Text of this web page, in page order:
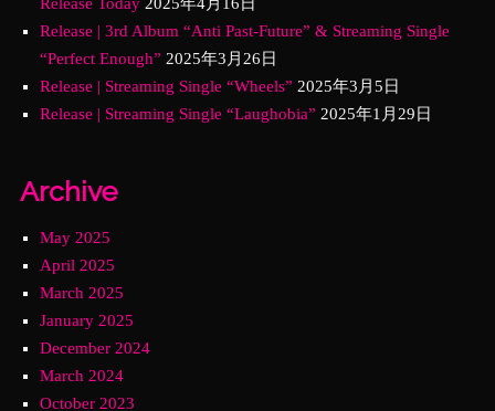
Release | 3rd Album “Anti Past-Future” & Streaming Single
“Perfect Enough” 2025年3月26日
Release | Streaming Single “Wheels” 2025年3月5日
Release | Streaming Single “Laughobia” 2025年1月29日
Archive
May 2025
April 2025
March 2025
January 2025
December 2024
March 2024
October 2023